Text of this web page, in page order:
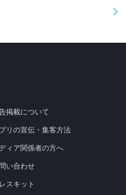
掲載について
リの宣伝・集客方法
ィア関係者の方へ
い合わせ
スキット